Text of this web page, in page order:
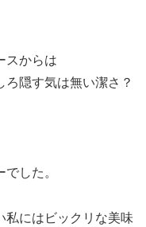
スからは
隠す気は無い潔さ？
した。
私にはビックリな美味